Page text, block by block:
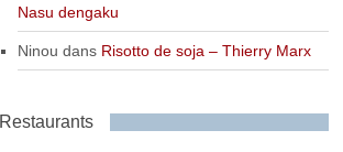
Nasu dengaku
Ninou dans Risotto de soja – Thierry Marx
Restaurants